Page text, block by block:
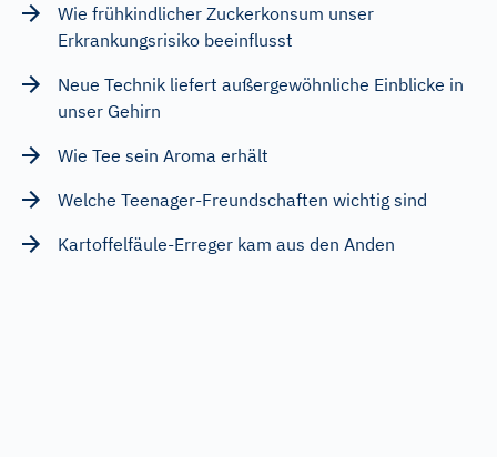
Wie frühkindlicher Zuckerkonsum unser
Erkrankungsrisiko beeinflusst
Neue Technik liefert außergewöhnliche Einblicke in
unser Gehirn
Wie Tee sein Aroma erhält
Welche Teenager-Freundschaften wichtig sind
Kartoffelfäule-Erreger kam aus den Anden